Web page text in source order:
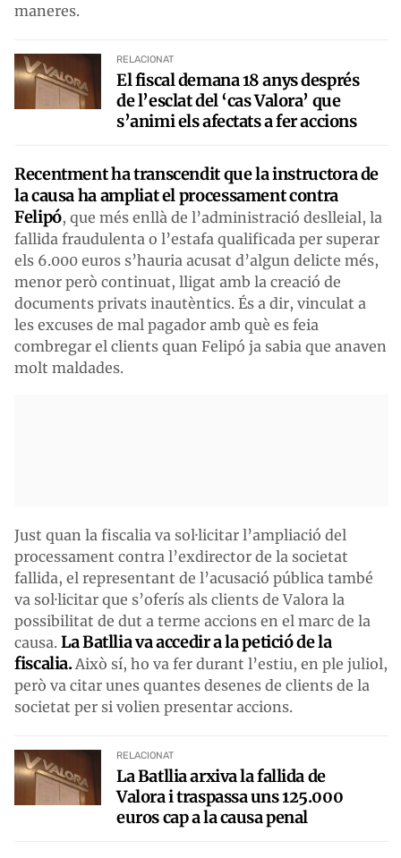
maneres.
RELACIONAT
El fiscal demana 18 anys després
de l’esclat del ‘cas Valora’ que
s’animi els afectats a fer accions
Recentment ha transcendit que la instructora de
la causa ha ampliat el processament contra
Felipó, que més enllà de l’administració deslleial, la
fallida fraudulenta o l’estafa qualificada per superar
els 6.000 euros s’hauria acusat d’algun delicte més,
menor però continuat, lligat amb la creació de
documents privats inautèntics. És a dir, vinculat a
les excuses de mal pagador amb què es feia
combregar el clients quan Felipó ja sabia que anaven
molt maldades.
Just quan la fiscalia va sol·licitar l’ampliació del
processament contra l’exdirector de la societat
fallida, el representant de l’acusació pública també
va sol·licitar que s’oferís als clients de Valora la
possibilitat de dut a terme accions en el marc de la
causa. La Batllia va accedir a la petició de la
fiscalia.Això sí, ho va fer durant l’estiu, en ple juliol,
però va citar unes quantes desenes de clients de la
societat per si volien presentar accions.
RELACIONAT
La Batllia arxiva la fallida de
Valora i traspassa uns 125.000
euros cap a la causa penal